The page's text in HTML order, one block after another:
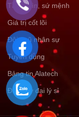
Tầm nhìn, sứ mệnh
Giá trị cốt lõi
Đội ngũ nhân sự
Tuyển dụng
Bảng tin Alatech
Đăng ký đại lý sỉ